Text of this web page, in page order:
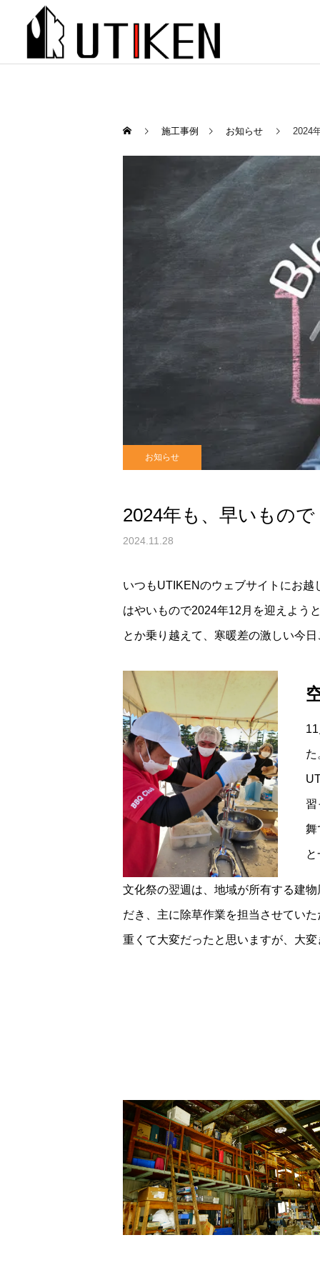
施工事例 お知らせ 2024
お知らせ
2024年も、早いもので
2024.11.28
いつもUTIKENのウェブサイトにお
はやいもので2024年12月を迎えよう
とか乗り越えて、寒暖差の激しい今
た
習
舞
文化祭の翌週は、地域が所有する建
だき、主に除草作業を担当させてい
重くて大変だったと思いますが、大